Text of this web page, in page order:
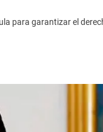
para garantizar el